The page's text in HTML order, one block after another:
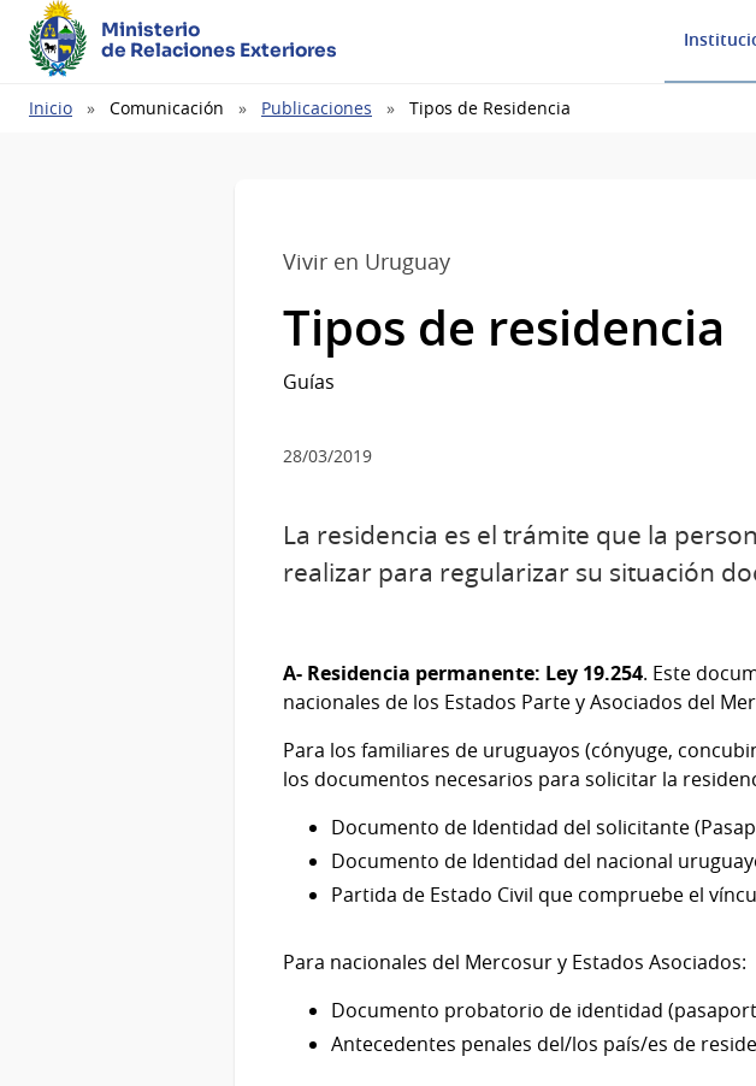
Ministerio
de Relaciones Exteriores
Ruta
Inicio Comunicación Publicaciones Tipos de Residencia
Vivir en Uruguay
Tipos de residencia
Guías
28/03/2019
La residencia es el trámite que la
realizar para regularizar su situación
A- Residencia permanente: Ley 19.254. Este
nacionales de los Estados Parte y Asociados del
Para los familiares de uruguayos (cónyuge,
los documentos necesarios para solicitar la
Documento de Identidad del solicitante
Documento de Identidad del nacional
Partida de Estado Civil que compruebe el
Para nacionales del Mercosur y Estados Asociados:
Documento probatorio de identidad
Antecedentes penales del/los país/es de